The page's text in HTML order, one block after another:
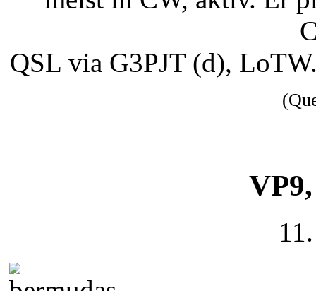
QSL via G3PJT (d),